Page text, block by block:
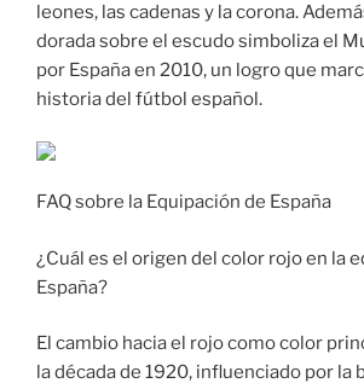
leones, las cadenas y la corona.
dorada sobre el escudo simboliza el
por España en 2010, un logro que
historia del fútbol español.
FAQ sobre la Equipación de España
¿Cuál es el origen del color rojo en la
España?
El cambio hacia el rojo como color
la década de 1920, influenciado por la